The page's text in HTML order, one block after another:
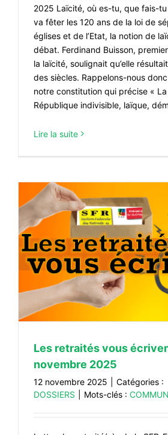
2025 Laïcité, où es-tu, que fais-tu
va fêter les 120 ans de la loi de
églises et de l’Etat, la notion de
débat. Ferdinand Buisson,
la laïcité, soulignait qu’elle
des siècles. Rappelons-nous donc
notre constitution qui précise «
République indivisible, laïque,
Lire la suite
Les retraités vous
novembre 2025
12 novembre 2025
Catégories :
DOSSIERS
Mots-clés :